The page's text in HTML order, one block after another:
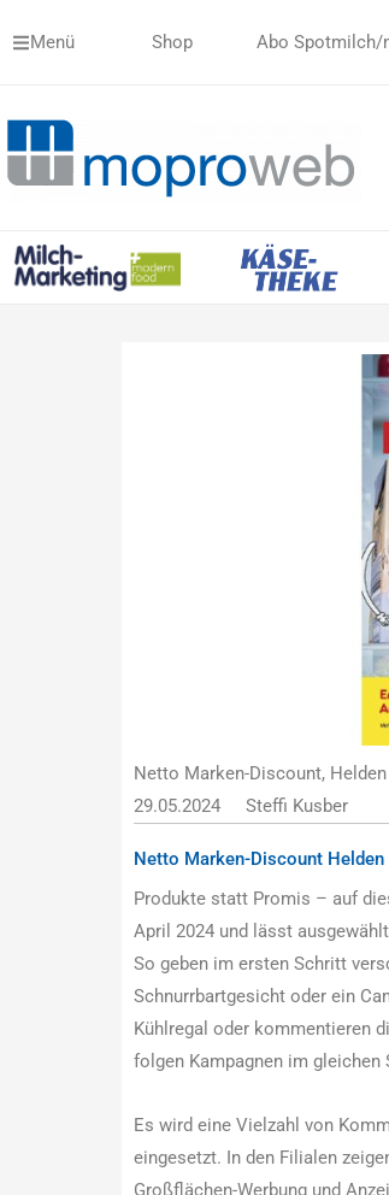
InhaltMenü Shop Abo Spotmilch/
Netto Marken-Discount,
29.05.2024
Steffi Kusber
Netto Marken-Discount
Produkte statt Promis – auf
April 2024 und lässt
So geben im ersten Schritt
Schnurrbartgesicht oder ein
Kühlregal oder kommentieren
folgen Kampagnen im gleichen
Es wird eine Vielzahl von
eingesetzt. In den Filialen
Großflächen-Werbung und